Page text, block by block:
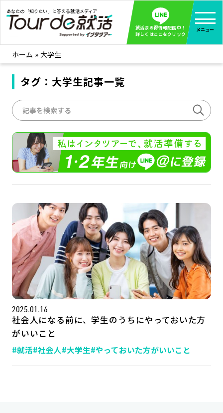
あなたの「知りたい」に答える就活メディア
就活まる得情報配信中！
詳しくはここをクリック
メニュー
就活ノウハウ 全て見る
企業まる見え！特捜部
みんなが知らない企業の裏側を徹底調査！
インタツアー活動レポ 全て見る
インタツアーを使ってどうだった？OBOG成功談
社会人インタビュー 全て見る
社会人になった今、就活を振り返ってみた
学生就活ブログ 全て見る
企業・業界研究はインタツアー
記事一覧
ホーム » 大学生
タグ：大学生記事一覧
2025.01.16
社会人になる前に、学生のうちにやっておいた方
がいいこと
#就活#社会人#大学生#やっておいた方がいいこと